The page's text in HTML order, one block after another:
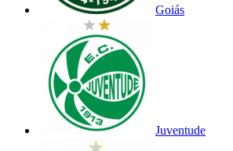
Goiás
Juventude